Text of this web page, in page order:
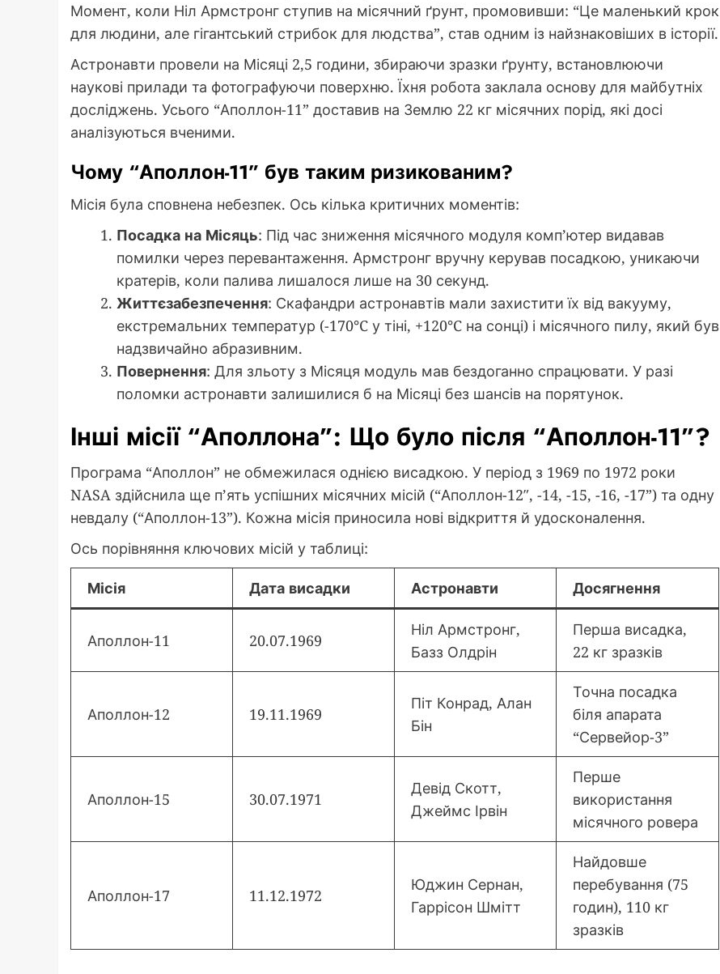
Момент, коли Ніл Армстронг ступив на місячний ґрунт, промовивши: “Це маленький крок
для людини, але гігантський стрибок для людства”, став одним із найзнаковіших в історії.
Астронавти провели на Місяці 2,5 години, збираючи зразки ґрунту, встановлюючи
наукові прилади та фотографуючи поверхню. Їхня робота заклала основу для майбутніх
досліджень. Усього “Аполлон-11” доставив на Землю 22 кг місячних порід, які досі
аналізуються вченими.
Чому “Аполлон-11” був таким ризикованим?
Місія була сповнена небезпек. Ось кілька критичних моментів:
Посадка на Місяць: Під час зниження місячного модуля комп’ютер видавав
помилки через перевантаження. Армстронг вручну керував посадкою, уникаючи
кратерів, коли палива лишалося лише на 30 секунд.
Життєзабезпечення: Скафандри астронавтів мали захистити їх від вакууму,
екстремальних температур (-170°C у тіні, +120°C на сонці) і місячного пилу, який був
надзвичайно абразивним.
Повернення: Для зльоту з Місяця модуль мав бездоганно спрацювати. У разі
поломки астронавти залишилися б на Місяці без шансів на порятунок.
Інші місії “Аполлона”: Що було після “Аполлон-11”?
Програма “Аполлон” не обмежилася однією висадкою. У період з 1969 по 1972 роки
NASA здійснила ще п’ять успішних місячних місій (“Аполлон-12″, -14, -15, -16, -17”) та одну
невдалу (“Аполлон-13”). Кожна місія приносила нові відкриття й удосконалення.
Ось порівняння ключових місій у таблиці:
Місія Дата висадки Астронавти Досягнення
Аполлон-11 20.07.1969
Ніл Армстронг,
Базз Олдрін
Перша висадка,
22 кг зразків
Аполлон-12 19.11.1969
Піт Конрад, Алан
Бін
Точна посадка
біля апарата
“Сервейор-3”
Аполлон-15 30.07.1971
Девід Скотт,
Джеймс Ірвін
Перше
використання
місячного ровера
Аполлон-17 11.12.1972
Юджин Сернан,
Гаррісон Шмітт
Найдовше
перебування (75
годин), 110 кг
зразків